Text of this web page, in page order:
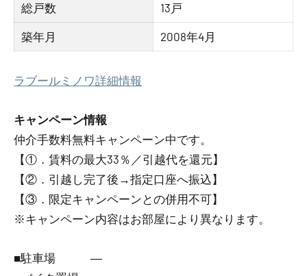
総戸数 13戸
築年月 2008年4月
ラブールミノワ詳細情報
キャンペーン情報
仲介手数料無料キャンペーン中です。
【①．賃料の最大33％／引越代を還元】
【②．引越し完了後→指定口座へ振込】
【③．限定キャンペーンとの併用不可】
※キャンペーン内容はお部屋により異なります。
■駐車場 ―